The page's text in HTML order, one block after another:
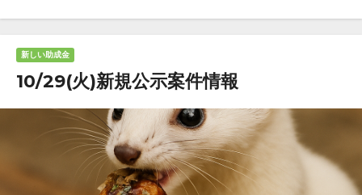
新しい助成金
10/29(火)新規公示案件情報